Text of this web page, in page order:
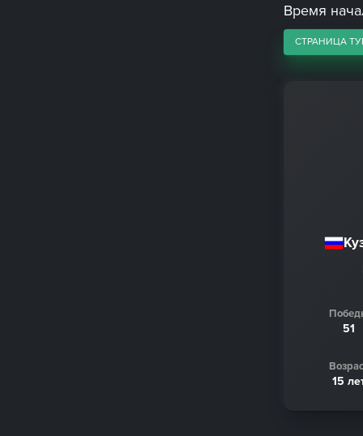
Время
СТРАНИЦА
51
15